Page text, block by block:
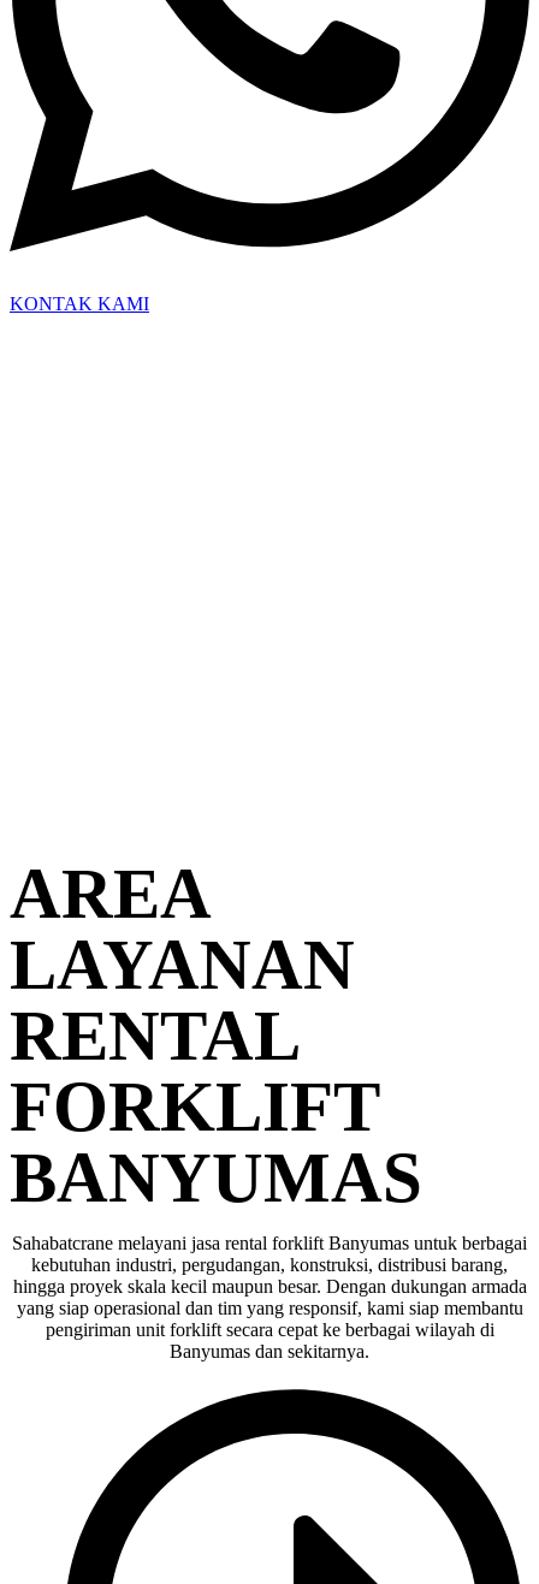
KONTAK KAMI
AREA
LAYANAN
RENTAL
FORKLIFT
BANYUMAS
Sahabatcrane melayani jasa rental forklift Banyumas untuk berbagai
kebutuhan industri, pergudangan, konstruksi, distribusi barang,
hingga proyek skala kecil maupun besar. Dengan dukungan armada
yang siap operasional dan tim yang responsif, kami siap membantu
pengiriman unit forklift secara cepat ke berbagai wilayah di
Banyumas dan sekitarnya.